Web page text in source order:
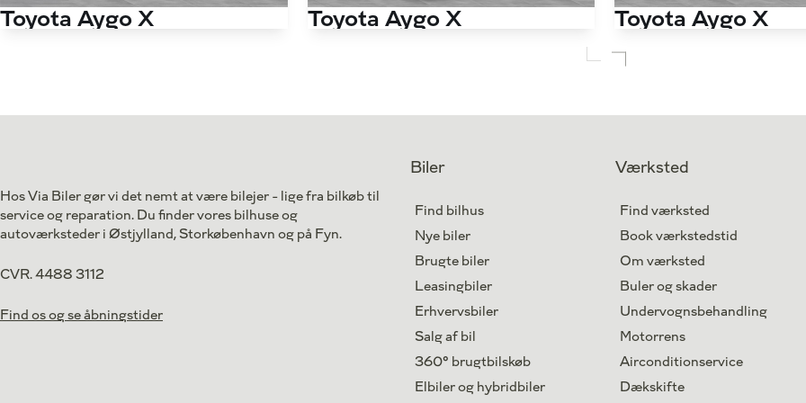
Toyota Aygo X
Drivmiddel
Benzin
Kontant
129.800kr.
Finansiering
1.837kr.
Toyota Aygo X
Drivmiddel
Benzin
Kontant
Toyota Aygo X
Drivmiddel
Lokation
Hos Via Biler gør vi det nemt at være bilejer - lige fra bilkøb til
service og reparation. Du finder vores bilhuse og
autoværksteder i Østjylland, Storkøbenhavn og på Fyn.
CVR. 4488 3112
Find os og se åbningstider
Biler
Find bilhus
Nye biler
Brugte biler
Leasingbiler
Erhvervsbiler
Salg af bil
360° brugtbilskøb
Elbiler og hybridbiler
Værksted
Find værksted
Book værkstedstid
Om værksted
Buler og skader
Undervognsbehandling
Motorrens
Airconditionservice
Dækskifte